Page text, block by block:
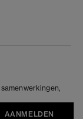
AANMELDEN